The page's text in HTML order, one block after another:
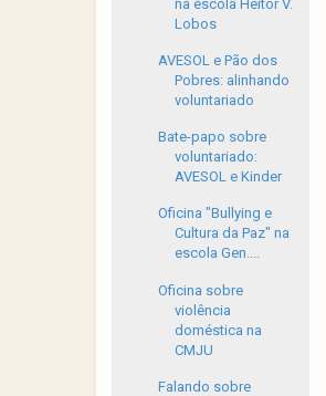
na escola Heitor V.
Lobos
AVESOL e Pão dos
Pobres: alinhando
voluntariado
Bate-papo sobre
voluntariado:
AVESOL e Kinder
Oficina "Bullying e
Cultura da Paz" na
escola Gen....
Oficina sobre
violência
doméstica na
CMJU
Falando sobre